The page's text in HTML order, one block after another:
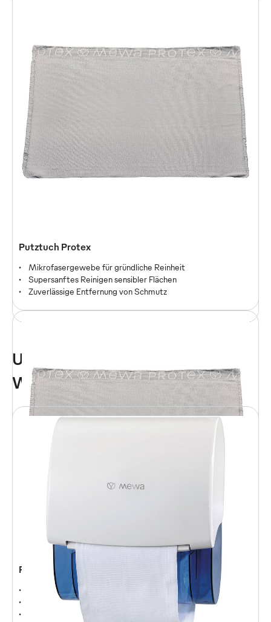
Putztuch Mewatex
Allzweck-Putztuch für Industrie und Handwerk
Reinigung von Ölen, Farben, Lösemittel und Fetten
Zuverlässige Reinigung von Arbeitsplätzen, Maschinen und
Putztuch Protex
Mikrofasergewebe für gründliche Reinheit
Supersanftes Reinigen sensibler Flächen
Zuverlässige Entfernung von Schmutz
Putztuch Protex
Mikrofasergewebe für gründliche Reinheit
Supersanftes Reinigen sensibler Flächen
Zuverlässige Entfernung von Schmutz
Unsere Service für
Waschraumhygiene